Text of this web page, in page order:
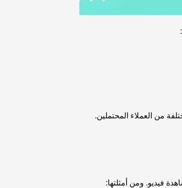
فيديو. ومن أمثلتها: